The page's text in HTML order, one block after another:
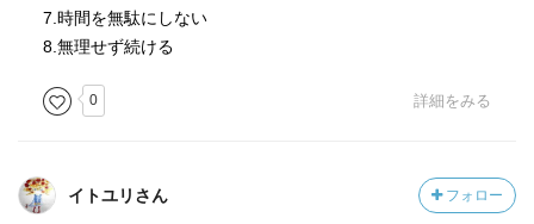
7.時間を無駄にしない
8.無理せず続ける
0 詳細をみる
イトユリさん フォロー